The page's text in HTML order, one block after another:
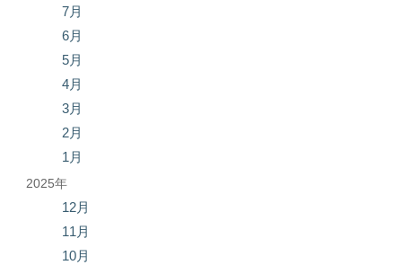
7月
6月
5月
4月
3月
2月
1月
2025年
12月
11月
10月